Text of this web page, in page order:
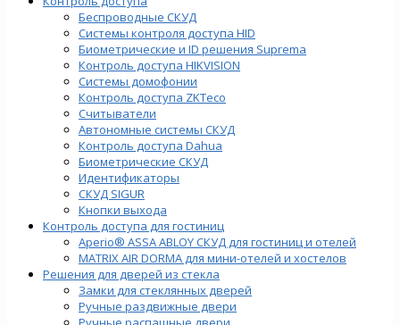
Беспроводные СКУД
Системы контроля доступа HID
Биометрические и ID решения Suprema
Контроль доступа HIKVISION
Системы домофонии
Контроль доступа ZKTeco
Считыватели
Автономные системы СКУД
Контроль доступа Dahua
Биометрические СКУД
Идентификаторы
СКУД SIGUR
Кнопки выхода
Контроль доступа для гостиниц
Aperio® ASSA ABLOY СКУД для гостиниц и отелей
MATRIX AIR DORMA для мини-отелей и хостелов
Решения для дверей из стекла
Замки для стеклянных дверей
Ручные раздвижные двери